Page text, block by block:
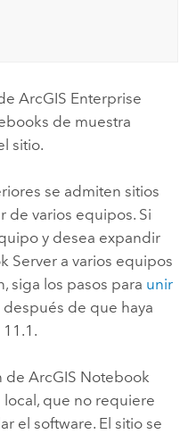
ArcGIS Enterprise
de muestra
sitio.
se admiten sitios
de varios equipos. Si
y desea expandir
Servera varios equipos
siga los pasos para unir
después de que haya
11.1 .
de ArcGIS Notebook
que no requiere
el software. El sitio se